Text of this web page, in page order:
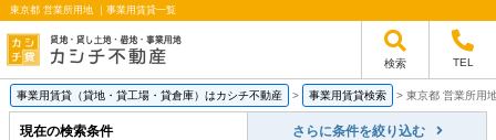
東京都 営業所用地 ｜事業用賃貸一覧
検索 TEL
事業用賃貸（貸地・貸工場・貸倉庫）はカシチ不動産 > 事業用賃貸検索 > 東京都 営業所用
現在の検索条件 さらに条件を絞り込む